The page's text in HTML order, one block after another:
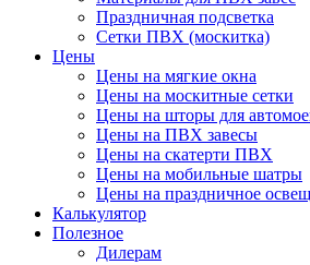
Праздничная подсветка
Сетки ПВХ (москитка)
Цены
Цены на мягкие окна
Цены на москитные сетки
Цены на шторы для
Цены на ПВХ завесы
Цены на скатерти ПВХ
Цены на мобильные шатры
Цены на праздничное
Калькулятор
Полезное
Дилерам